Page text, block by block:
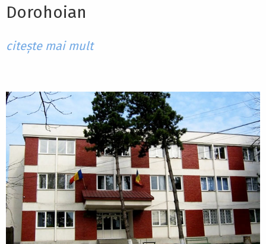
Dorohoian
citește mai mult